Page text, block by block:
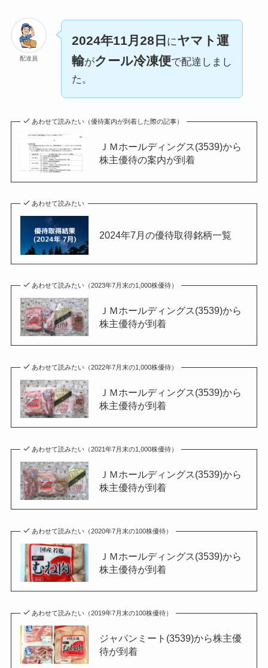
配達員
2024年11月28日 にヤマト運
輸がクール冷凍便で配達しまし
た。
あわせて読みたい（優待案内が到着した際の記事）
ＪＭホールディングス(3539)から
株主優待の案内が到着
あわせて読みたい
2024年7月の優待取得銘柄一覧
あわせて読みたい（2023年7月末の1,000株優待）
ＪＭホールディングス(3539)から
株主優待が到着
あわせて読みたい（2022年7月末の1,000株優待）
ＪＭホールディングス(3539)から
株主優待が到着
あわせて読みたい（2021年7月末の1,000株優待）
ＪＭホールディングス(3539)から
株主優待が到着
あわせて読みたい（2020年7月末の100株優待）
ＪＭホールディングス(3539)から
株主優待が到着
あわせて読みたい（2019年7月末の100株優待）
ジャパンミート(3539)から株主優
待が到着